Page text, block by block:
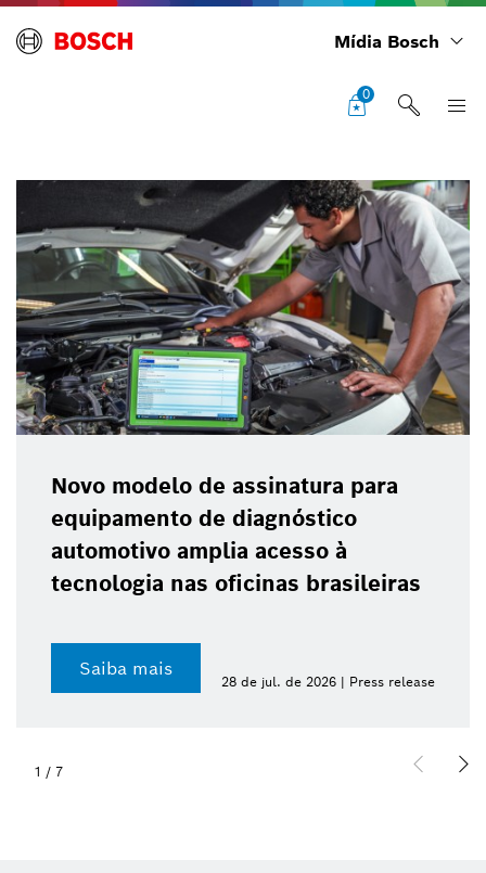
Mídia Bosch
0
Novo modelo de assinatura para
equipamento de diagnóstico
automotivo amplia acesso à
tecnologia nas oficinas brasileiras
Saiba mais
28 de jul. de 2026 | Press release
1 / 7